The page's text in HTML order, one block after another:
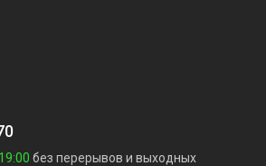
19:00 без перерывов и выходных